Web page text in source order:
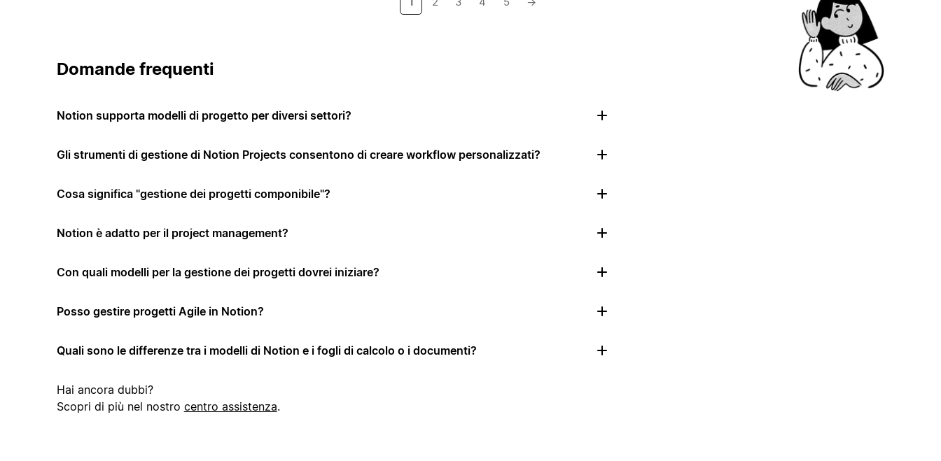
Domande frequenti
Notion supporta modelli di progetto per diversi settori?
Gli strumenti di gestione di Notion Projects consentono di creare workflow personalizzati?
Cosa significa "gestione dei progetti componibile"?
Notion è adatto per il project management?
Con quali modelli per la gestione dei progetti dovrei iniziare?
Posso gestire progetti Agile in Notion?
Quali sono le differenze tra i modelli di Notion e i fogli di calcolo o i documenti?
Hai ancora dubbi?
Scopri di più nel nostro centro assistenza.